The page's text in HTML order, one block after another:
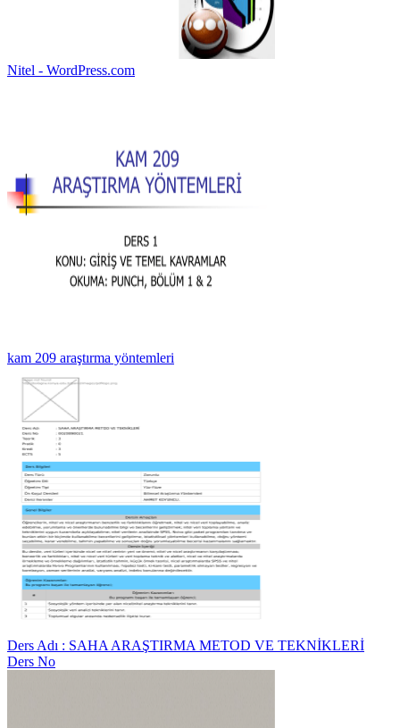
Nitel - WordPress.com
kam 209 araştırma yöntemleri
Ders Adı : SAHA ARAŞTIRMA METOD VE TEKNİKLERİ
Ders No